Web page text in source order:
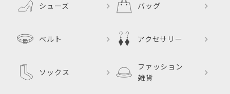
シューズ バッグ
ベルト アクセサリー
ソックス
ファッション
雑貨